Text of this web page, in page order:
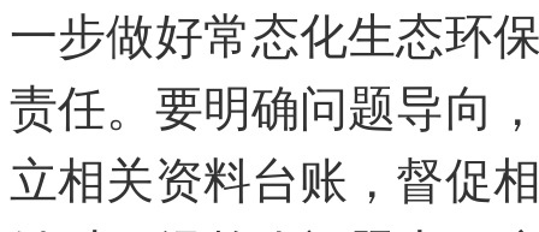
一步做好常态化生态环
责任。要明确问题导向
立相关资料台账，督促